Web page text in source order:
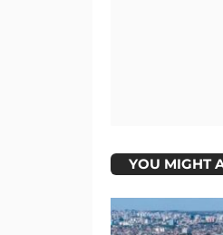
YOU MIGHT